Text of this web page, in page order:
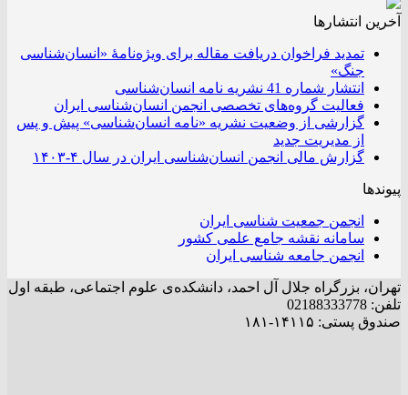
آخرین انتشار‌ها
تمدید فراخوان دریافت مقاله برای ویژه‌نامۀ «انسان‌شناسی
جنگ»
انتشار شماره 41 نشریه نامه انسان‌شناسی
فعالیت گروه‌های تخصصی انجمن انسان‌شناسی ایران
گزارشی از وضعیت نشریه «نامه انسان‌شناسی» پیش و پس
از مدیریت جدید
گزارش مالی انجمن انسان‌شناسی ایران در سال ۴-۱۴۰۳
پیوندها
انجمن جمعیت شناسی ایران
سامانه نقشه جامع علمی کشور
انجمن جامعه شناسی ایران
تهران، بزرگراه جلال آل احمد، دانشکده‌ی علوم اجتماعی، طبقه اول
تلفن: 02188333778
صندوق پستی: ۱۴۱۱۵-۱۸۱